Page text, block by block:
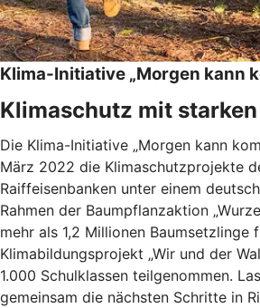
Klima-Initiative „Morgen kann
Klimaschutz mit
Die Klima-Initiative „Morgen kann
März 2022 die Klimaschutzprojekte
Raiffeisenbanken unter einem
Rahmen der Baumpflanzaktion
mehr als 1,2 Millionen Baumsetzlinge
Klimabildungsprojekt „Wir und der
1.000 Schulklassen teilgenommen.
gemeinsam die nächsten Schritte in